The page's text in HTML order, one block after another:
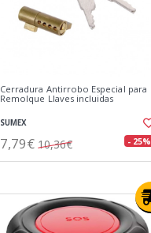
Cerradura Antirrobo Especial para
Remolque Llaves incluidas
SUMEX
7,79€ 10,36€ - 25%